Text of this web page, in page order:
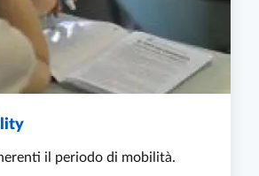
il periodo di mobilità.